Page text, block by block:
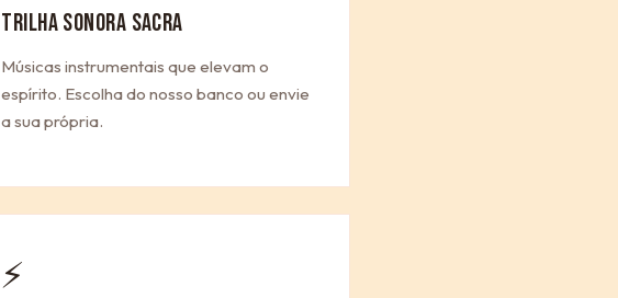
TRILHA SONORA SACRA
Músicas instrumentais que elevam o
espírito. Escolha do nosso banco ou envie
a sua própria.
⚡